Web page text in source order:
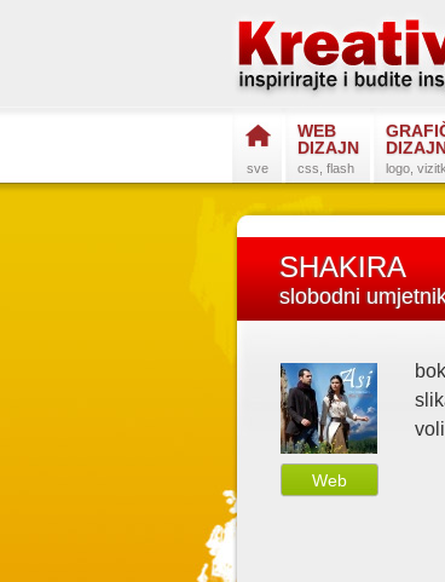
sve
WEB
DIZAJN
css, flash logo,
SHAKIRA
slobodni
Web